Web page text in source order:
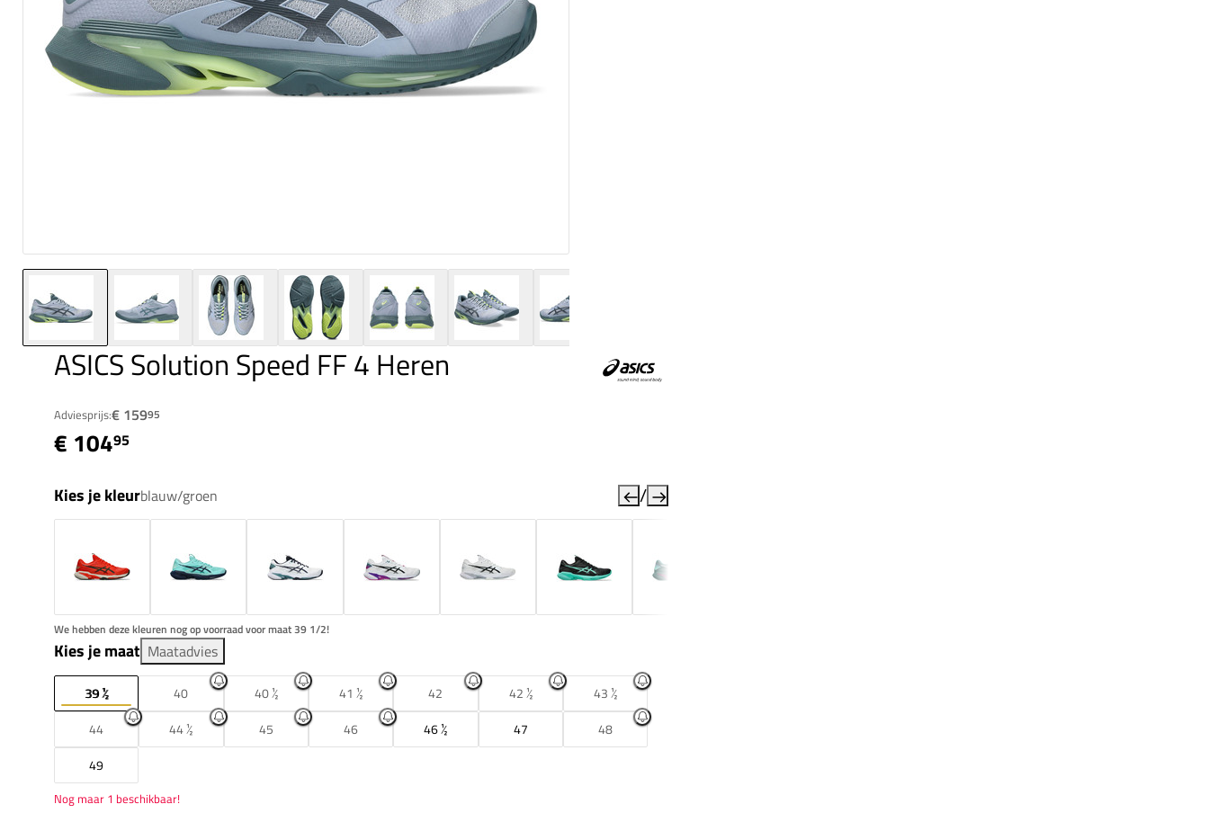
ASICS Solution Speed FF 4 Heren
Adviesprijs:€ 15995
€ 10495
Kies je kleurblauw/groen /
We hebben deze kleuren nog op voorraad voor maat 39 1/2!
Kies je maat Maatadvies
39 ½ 40 40 ½ 41 ½ 42 42 ½
43 ½
44
44 ½ 45 46 46 ½ 47
48
49
Nog maar 1 beschikbaar!